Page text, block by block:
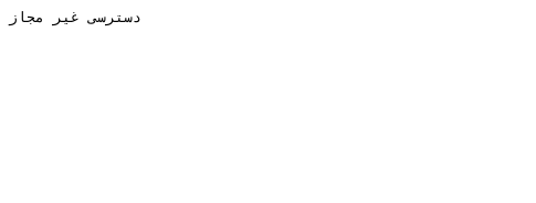
دسترسی غیر مجاز